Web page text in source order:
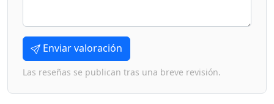
Enviar valoración
Las reseñas se publican tras una breve revisión.